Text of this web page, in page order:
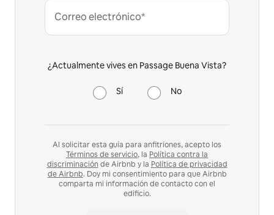
Correo electrónico*
¿Actualmente vives en Passage Buena Vista?
Sí No
Al solicitar esta guía para anfitriones, acepto los
Términos de servicio, la Política contra la
discriminación de Airbnb y la Política de privacidad
de Airbnb. Doy mi consentimiento para que Airbnb
comparta mi información de contacto con el
edificio.